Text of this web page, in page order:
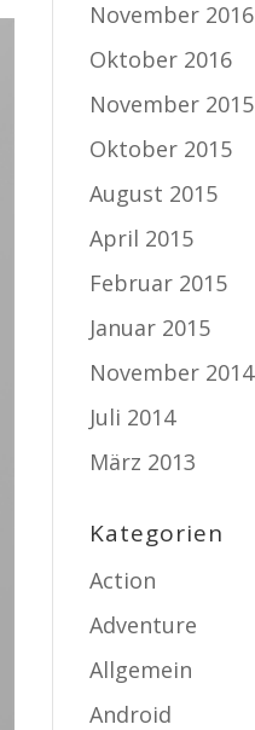
November 2016
Oktober 2016
November 2015
Oktober 2015
August 2015
April 2015
Februar 2015
Januar 2015
November 2014
Juli 2014
März 2013
Kategorien
Action
Adventure
Allgemein
Android